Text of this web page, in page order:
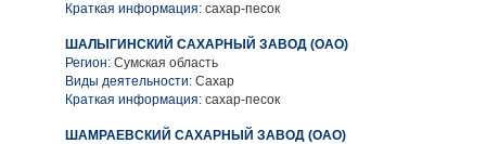
Краткая информация: сахар-песок
ШАЛЫГИНСКИЙ САХАРНЫЙ ЗАВОД (ОАО)
Регион: Сумская область
Виды деятельности: Сахар
Краткая информация: сахар-песок
ШАМРАЕВСКИЙ САХАРНЫЙ ЗАВОД (ОАО)